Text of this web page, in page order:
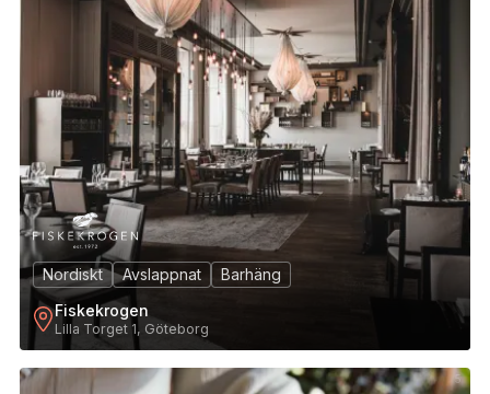
Nordiskt Avslappnat
Barhäng
Fiskekrogen
Lilla Torget 1, Göteborg
5